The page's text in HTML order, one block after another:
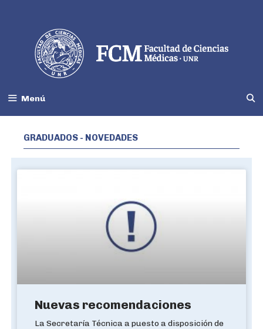
Menú
GRADUADOS - NOVEDADES
Nuevas recomendaciones
La Secretaría Técnica a puesto a disposición de